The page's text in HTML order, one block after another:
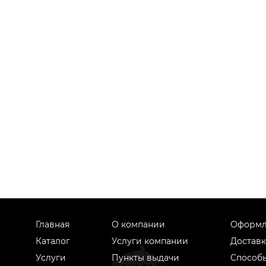
Главная
Каталог
Услуги
О компании
Услуги компании
Пункты выдачи